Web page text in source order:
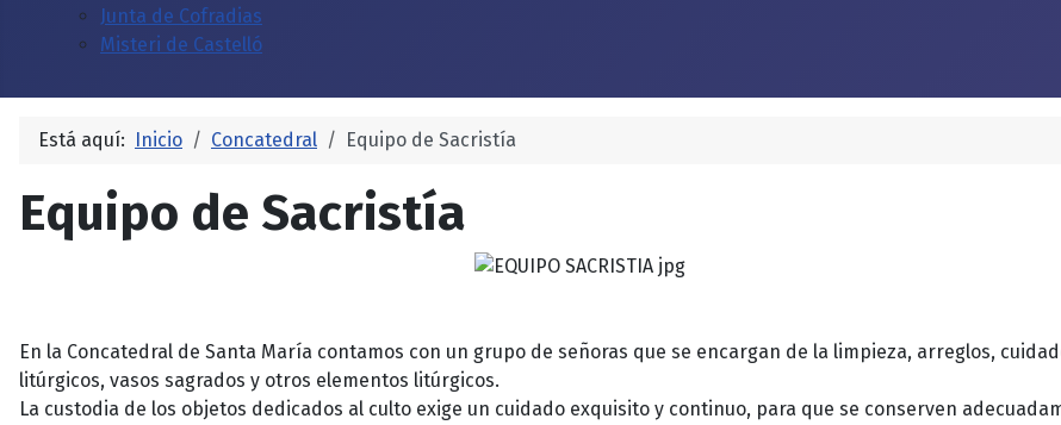
Junta de Cofradias
Misteri de Castelló
Está aquí: Inicio Concatedral Equipo de Sacristía
Equipo de Sacristía
En la Concatedral de Santa María contamos con un grupo de señoras que se encargan de la limpieza, arreglos,
litúrgicos, vasos sagrados y otros elementos litúrgicos.
La custodia de los objetos dedicados al culto exige un cuidado exquisito y continuo, para que se conserven